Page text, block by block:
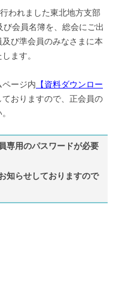
われました東北地方支部
会員名簿を、総会にご出
び準会員のみなさまに本
ます。
ージ内 【資料ダウンロー
おりますので、正会員の
専用のパスワードが必要
知らせしておりますので